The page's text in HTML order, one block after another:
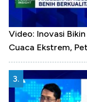
Video: Inovasi
Cuaca Ekstrem,
3.